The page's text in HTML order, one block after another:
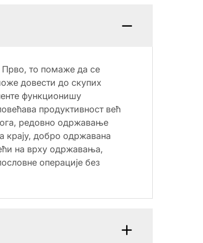
Прво, то помаже да се
довести до скупих
функционишу
продуктивност већ
редовно одржавање
добро одржавана
на врху одржавања,
операције без